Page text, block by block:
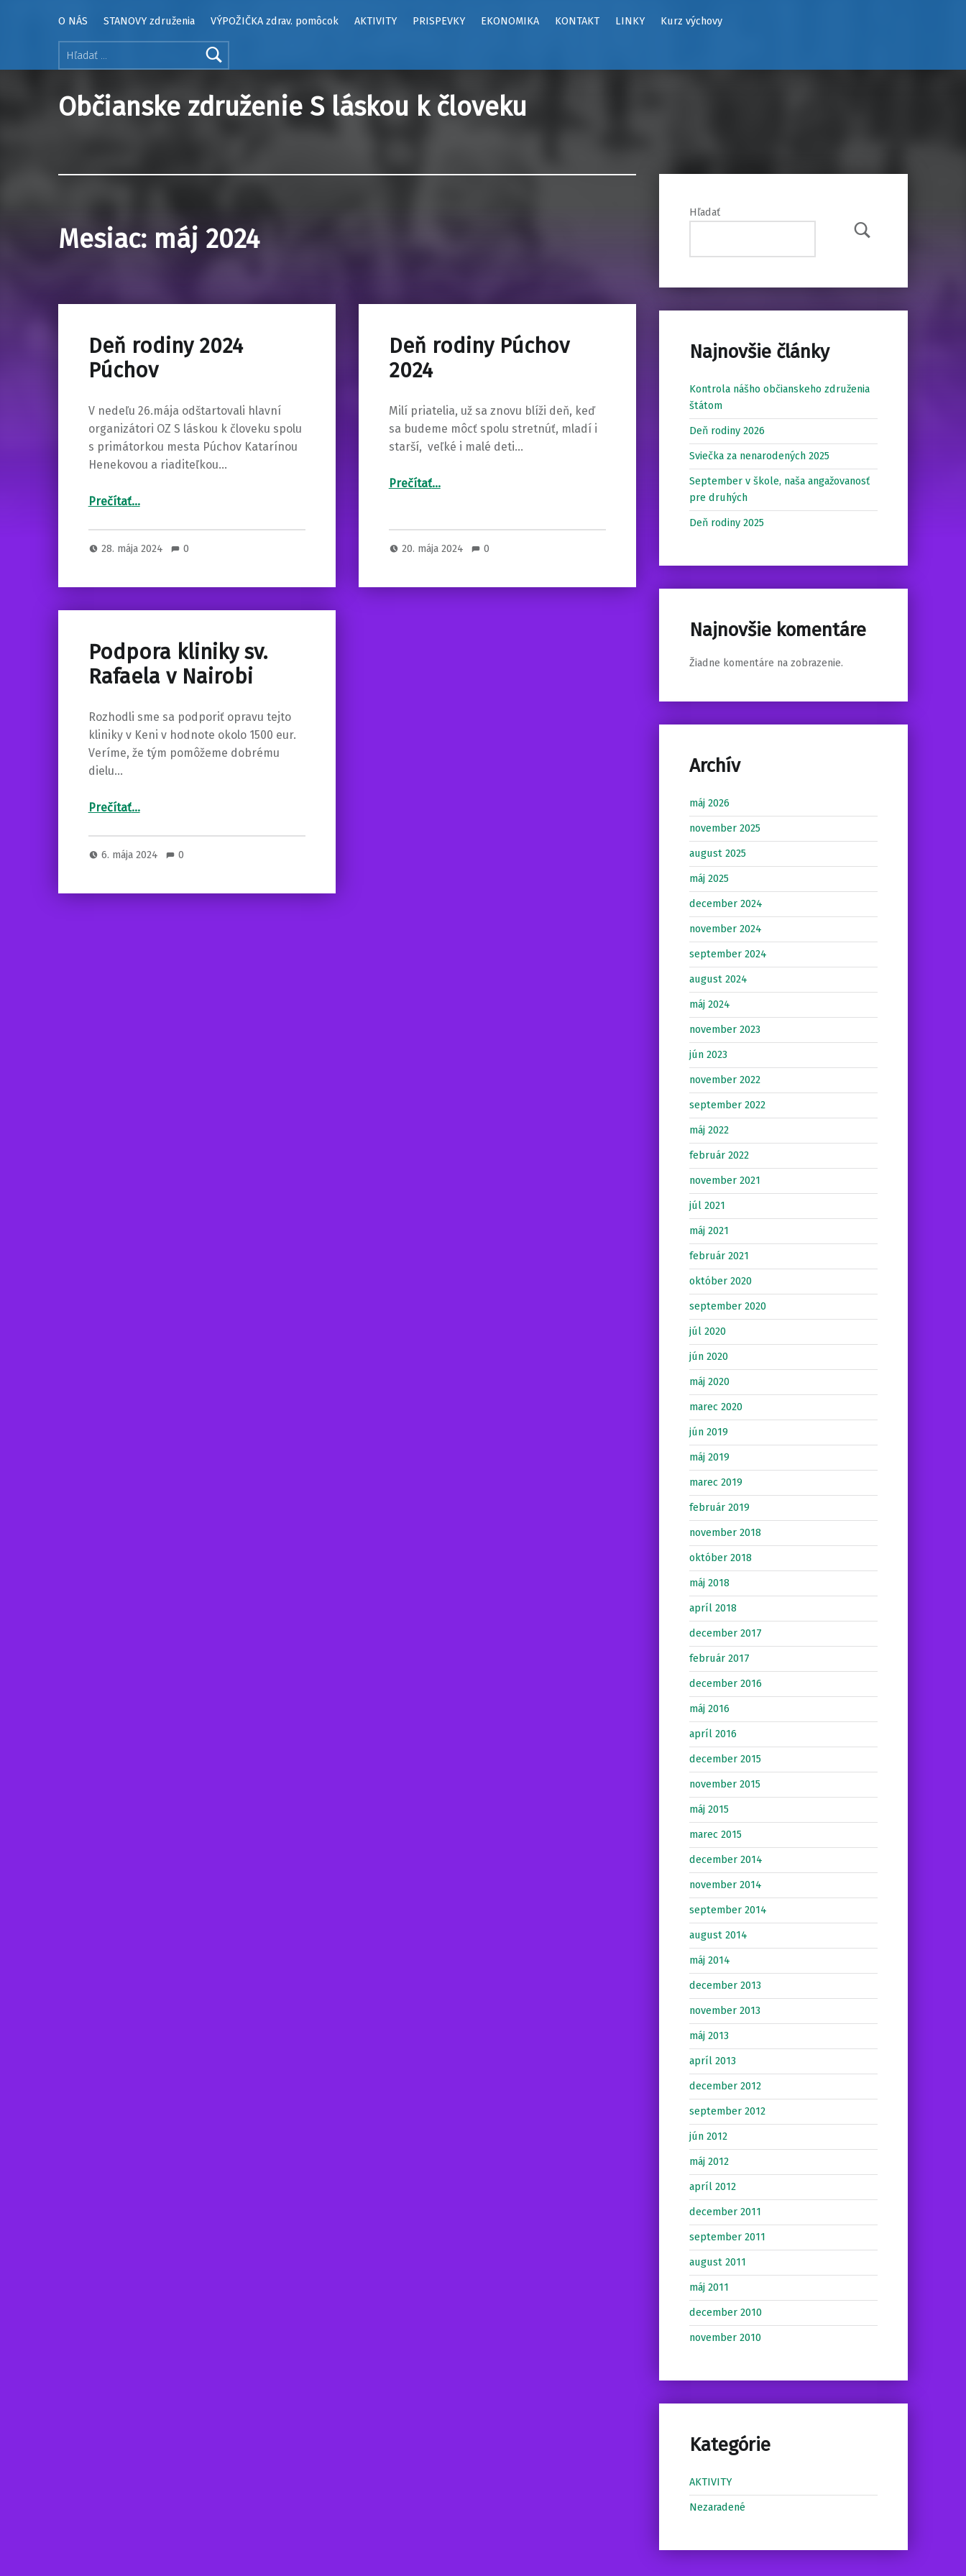
Hľadať:
O NÁS STANOVY združenia VÝPOŽIČKA zdrav. pomôcok AKTIVITY PRISPEVKY EKONOMIKA KONTAKT LINKY Kurz výchovy
Občianske združenie S láskou k človeku
Mesiac: máj 2024
Deň rodiny 2024
Púchov
V nedeľu 26.mája odštartovali hlavní
organizátori OZ S láskou k človeku spolu
s primátorkou mesta Púchov Katarínou
Henekovou a riaditeľkou…
Prečítať
“Deň rodiny 2024 Púchov”
…
28. mája 2024 0
Deň rodiny Púchov
2024
Milí priatelia, už sa znovu blíži deň, keď
sa budeme môcť spolu stretnúť, mladí i
starší, veľké i malé deti…
Prečítať
“Deň rodiny Púchov 2024”
…
20. mája 2024 0
Podpora kliniky sv.
Rafaela v Nairobi
Rozhodli sme sa podporiť opravu tejto
kliniky v Keni v hodnote okolo 1500 eur.
Veríme, že tým pomôžeme dobrému
dielu…
Prečítať“Podpora kliniky sv. Rafaela v Nairobi”
…
6. mája 2024 0
Hľadať
Hľadať
Najnovšie články
Kontrola nášho občianskeho združenia
štátom
Deň rodiny 2026
Sviečka za nenarodených 2025
September v škole, naša angažovanosť
pre druhých
Deň rodiny 2025
Najnovšie komentáre
Žiadne komentáre na zobrazenie.
Archív
máj 2026
november 2025
august 2025
máj 2025
december 2024
november 2024
september 2024
august 2024
máj 2024
november 2023
jún 2023
november 2022
september 2022
máj 2022
február 2022
november 2021
júl 2021
máj 2021
február 2021
október 2020
september 2020
júl 2020
jún 2020
máj 2020
marec 2020
jún 2019
máj 2019
marec 2019
február 2019
november 2018
október 2018
máj 2018
apríl 2018
december 2017
február 2017
december 2016
máj 2016
apríl 2016
december 2015
november 2015
máj 2015
marec 2015
december 2014
november 2014
september 2014
august 2014
máj 2014
december 2013
november 2013
máj 2013
apríl 2013
december 2012
september 2012
jún 2012
máj 2012
apríl 2012
december 2011
september 2011
august 2011
máj 2011
december 2010
november 2010
Kategórie
AKTIVITY
Nezaradené